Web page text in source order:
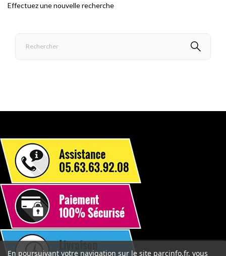
Effectuez une nouvelle recherche
En poursuivant votre navigation sur le site parcinfo.fr, vous